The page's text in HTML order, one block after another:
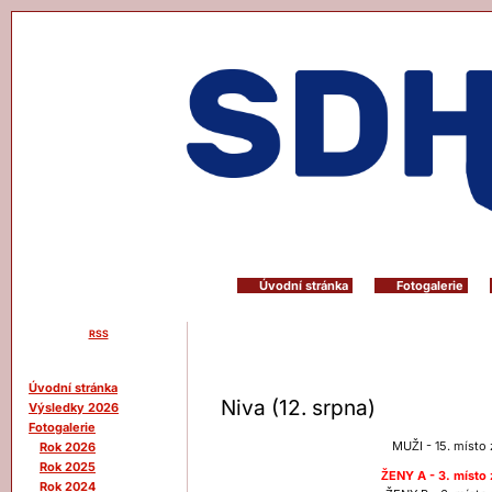
Úvodní stránka Fotogalerie
RSS
Úvodní stránka
Výsledky 2026
Fotogalerie
Rok 2026
Rok 2025
Rok 2024
Niva (12. srpna)
MUŽI - 15. místo
ŽENY A - 3. místo